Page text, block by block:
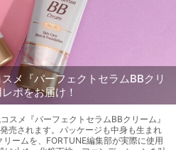
メ『パーフェクトセラムBBクリ
ポをお届け！
スメ『パーフェクトセラムBBクリーム』
売されます。パッケージも中身も生まれ
ームを、FORTUNE編集部が実際に使用